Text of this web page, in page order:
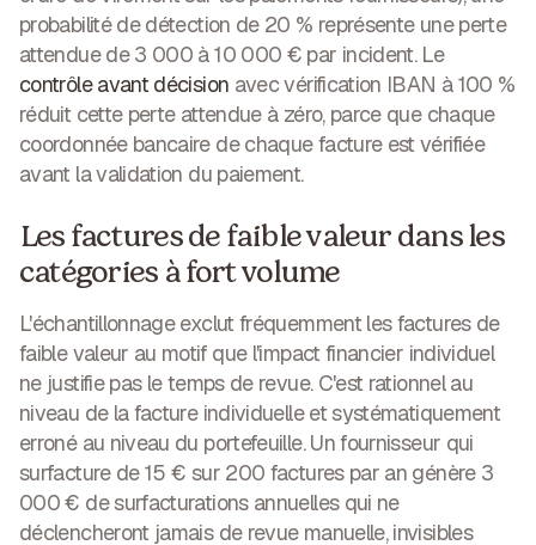
probabilité de détection de 20 % représente une perte
attendue de 3 000 à 10 000 € par incident. Le
contrôle avant décision avec vérification IBAN à 100 %
réduit cette perte attendue à zéro, parce que chaque
coordonnée bancaire de chaque facture est vérifiée
avant la validation du paiement.
Les factures de faible valeur dans les
catégories à fort volume
L'échantillonnage exclut fréquemment les factures de
faible valeur au motif que l'impact financier individuel
ne justifie pas le temps de revue. C'est rationnel au
niveau de la facture individuelle et systématiquement
erroné au niveau du portefeuille. Un fournisseur qui
surfacture de 15 € sur 200 factures par an génère 3
000 € de surfacturations annuelles qui ne
déclencheront jamais de revue manuelle, invisibles